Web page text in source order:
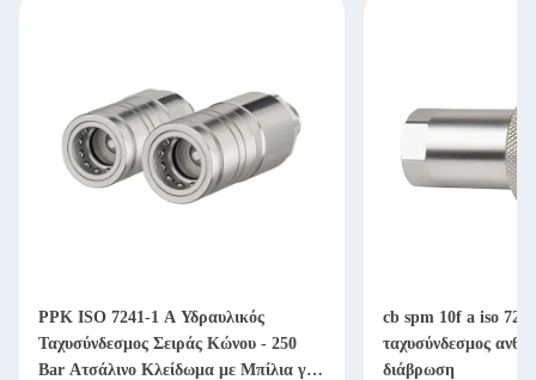
PPK ISO 7241-1 A Υδραυλικός
Ταχυσύνδεσμος Σειράς Κώνου - 250
Bar Ατσάλινο Κλείδωμα με Μπίλια για
cb spm 10f a iso
ταχυσύνδεσμος
διάβρωση